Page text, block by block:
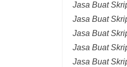
Jasa Buat
Jasa Buat
Jasa Buat
Jasa Buat
Jasa Buat